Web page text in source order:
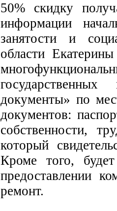
50% скидку
информации
занятости и
области
документы» по
документов:
собственности,
который
Кроме того,
предоставлении
ремонт.